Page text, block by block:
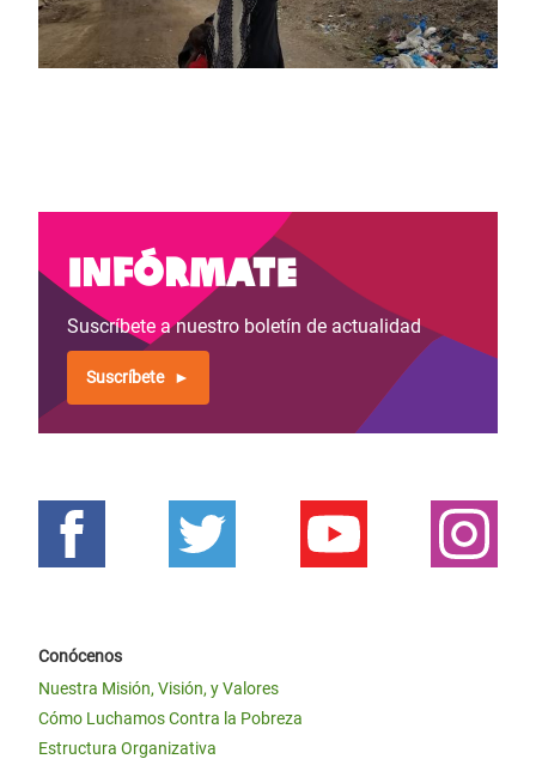
Infórmate
Suscríbete a nuestro boletín de actualidad
Suscríbete
Conócenos
Nuestra Misión, Visión, y Valores
Cómo Luchamos Contra la Pobreza
Estructura Organizativa